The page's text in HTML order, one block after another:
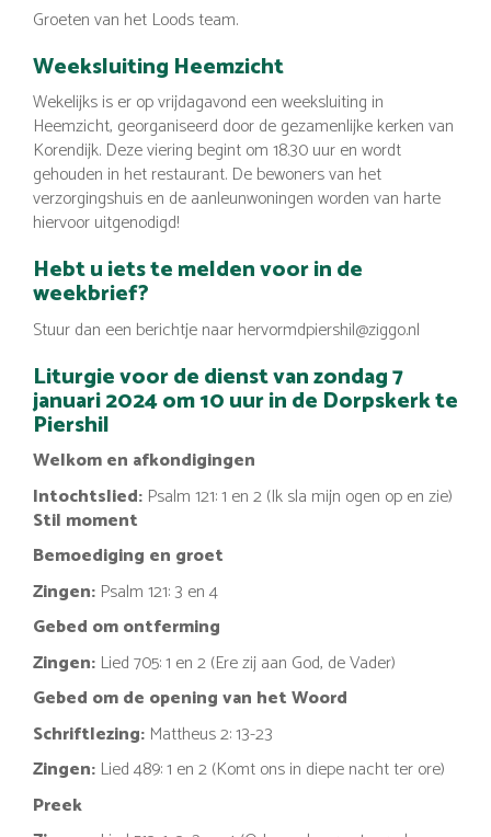
Groeten van het Loods team.
Weeksluiting Heemzicht
Wekelijks is er op vrijdagavond een weeksluiting in
Heemzicht, georganiseerd door de gezamenlijke kerken van
Korendijk. Deze viering begint om 18.30 uur en wordt
gehouden in het restaurant. De bewoners van het
verzorgingshuis en de aanleunwoningen worden van harte
hiervoor uitgenodigd!
Hebt u iets te melden voor in de
weekbrief?
Stuur dan een berichtje naar hervormdpiershil@ziggo.nl
Liturgie voor de dienst van zondag 7
januari 2024 om 10 uur in de Dorpskerk te
Piershil
Welkom en afkondigingen
Intochtslied: Psalm 121: 1 en 2 (Ik sla mijn ogen op en zie)
Stil moment
Bemoediging en groet
Zingen: Psalm 121: 3 en 4
Gebed om ontferming
Zingen: Lied 705: 1 en 2 (Ere zij aan God, de Vader)
Gebed om de opening van het Woord
Schriftlezing: Mattheus 2: 13-23
Zingen: Lied 489: 1 en 2 (Komt ons in diepe nacht ter ore)
Preek